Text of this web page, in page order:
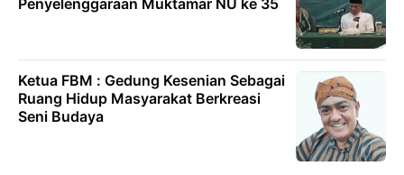
Ketua FBM : Gedung Kesenian Sebagai
Ruang Hidup Masyarakat Berkreasi
Seni Budaya